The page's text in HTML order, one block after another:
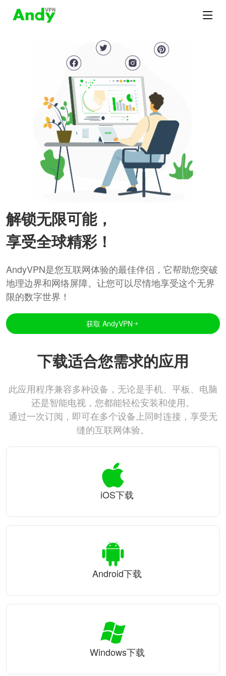
解锁无限可能，
享受全球精彩！
AndyVPN是您互联网体验的最佳伴侣，它帮助您突破
地理边界和网络屏障。让您可以尽情地享受这个无界
限的数字世界！
获取 AndyVPN
下载适合您需求的应用
此应用程序兼容多种设备，无论是手机、平板、电脑
还是智能电视，您都能轻松安装和使用。
通过一次订阅，即可在多个设备上同时连接，享受无
缝的互联网体验。
iOS下载
Android下载
Windows下载